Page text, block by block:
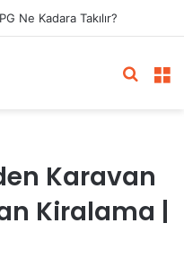
Ne Kadara Takılır?
Karavan
Kiralama |